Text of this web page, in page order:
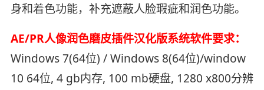
身和着色功能，补充遮蔽人脸瑕疵和润色功能。
AE/PR人像润色磨皮插件汉化版系统软件要求：
Windows 7(64位) / Windows 8(64位)/window
10 64位, 4 gb内存, 100 mb硬盘, 1280 x800分辨